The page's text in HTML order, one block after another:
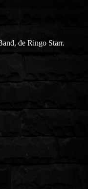
de Ringo Starr.